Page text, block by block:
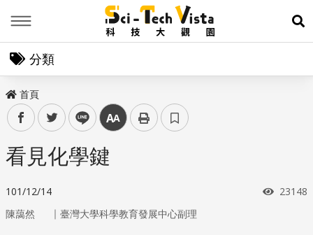
展
分類
首頁
facebooktwitter line 中
看見化學鍵
101/12/14 瀏覽次
23148
陳藹然 ｜ 臺灣大學科學教育發展中心副理